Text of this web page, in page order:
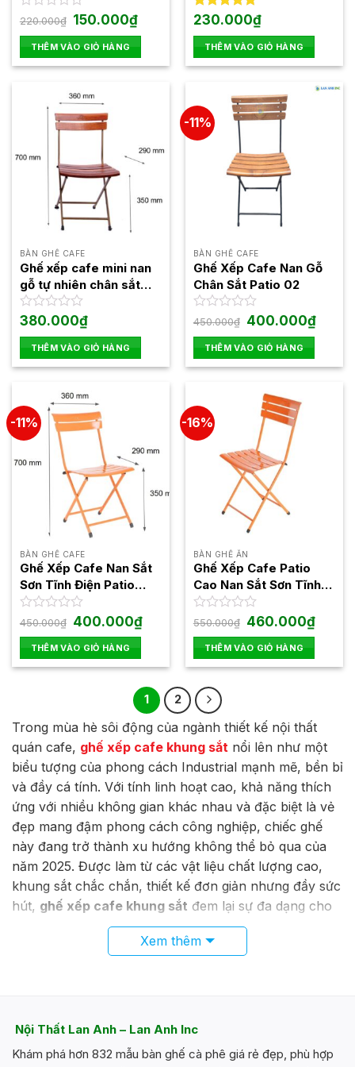
trang
phẩm
Được
hạng
0
5
220.000₫ Giá
gốc
là:
220.000₫.
150.000₫Giá
hiện
tại
là:
150.000₫.
THÊM VÀO GIỎ HÀNG
Được xếp
5 sao
230.000₫
THÊM VÀO GIỎ HÀNG
BÀN GHẾ CAFE
Ghế xếp cafe mini nan
gỗ tự nhiên chân sắt
sơn tĩnh điện Patio mini
Được
hạng
0
5
380.000₫
THÊM VÀO GIỎ HÀNG
-11%
BÀN GHẾ CAFE
Ghế Xếp Cafe Nan Gỗ
Chân Sắt Patio 02
Được
hạng
0
5
450.000₫ Giá
gốc
là:
450.000₫.
400.000₫Giá
hiện
THÊM VÀO GIỎ HÀNG
-11%
BÀN GHẾ CAFE
Ghế Xếp Cafe Nan Sắt
Sơn Tĩnh Điện Patio
Mini
Được
hạng
0
5
450.000₫ Giá
gốc
là:
450.000₫.
400.000₫Giá
hiện
400.000₫.
THÊM VÀO GIỎ HÀNG
-16%
BÀN GHẾ ĂN
Ghế Xếp Cafe Patio
Cao Nan Sắt Sơn Tĩnh
Điện
Được
hạng
0
5
550.000₫ Giá
gốc
là:
550.000₫.
460.000₫Giá
hiện
tại
THÊM VÀO GIỎ HÀNG
1 2
Trong mùa hè sôi động của ngành thiết kế nội thất
quán cafe, ghế xếp cafe khung sắt nổi lên như một
biểu tượng của phong cách Industrial mạnh mẽ, bền bỉ
và đầy cá tính. Với tính linh hoạt cao, khả năng thích
ứng với nhiều không gian khác nhau và đặc biệt là vẻ
đẹp mang đậm phong cách công nghiệp, chiếc ghế
này đang trở thành xu hướng không thể bỏ qua của
năm 2025. Được làm từ các vật liệu chất lượng cao,
khung sắt chắc chắn, thiết kế đơn giản nhưng đầy sức
hút, ghế xếp cafe khung sắt đem lại sự đa dạng cho
không gian nội thất quán của bạn.
Tổng quan chung về ghế xếp cafe khung
hướng đến những sản phẩm nội thất mang tính thẩm
mỹ cao, bền vững và dễ bảo quản. Trong dòng sản
Xem thêm
Nội Thất Lan Anh – Lan Anh Inc
Khám phá hơn 832 mẫu bàn ghế cà phê giá rẻ đẹp, phù hợp